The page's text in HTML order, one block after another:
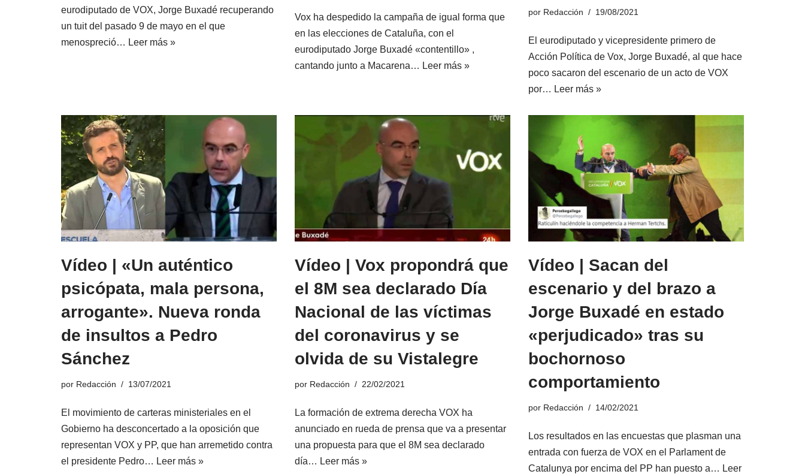
eurodiputado de VOX, Jorge Buxadé recuperando
un tuit del pasado 9 de mayo en el que
menospreció… Leer más »
Vox ha despedido la campaña de igual forma que
en las elecciones de Cataluña, con el
eurodiputado Jorge Buxadé «contentillo» ,
cantando junto a Macarena… Leer más »
por Redacción 19/08/2021
El eurodiputado y vicepresidente primero de
Acción Política de Vox, Jorge Buxadé, al que hace
poco sacaron del escenario de un acto de VOX
por… Leer más »
Vídeo | «Un auténtico
psicópata, mala persona,
arrogante». Nueva ronda
de insultos a Pedro
Sánchez
por Redacción 13/07/2021
El movimiento de carteras ministeriales en el
Gobierno ha desconcertado a la oposición que
representan VOX y PP, que han arremetido contra
el presidente Pedro… Leer más »
Vídeo | Vox propondrá que
el 8M sea declarado Día
Nacional de las víctimas
del coronavirus y se
olvida de su Vistalegre
por Redacción 22/02/2021
La formación de extrema derecha VOX ha
anunciado en rueda de prensa que va a presentar
una propuesta para que el 8M sea declarado
día… Leer más »
Vídeo | Sacan del
escenario y del brazo a
Jorge Buxadé en estado
«perjudicado» tras su
bochornoso
comportamiento
por Redacción 14/02/2021
Los resultados en las encuestas que plasman una
entrada con fuerza de VOX en el Parlament de
Catalunya por encima del PP han puesto a… Leer